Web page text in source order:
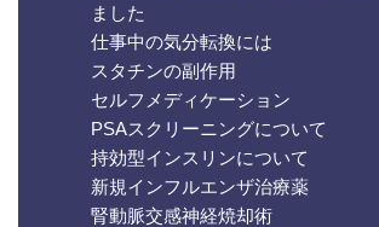
ました
仕事中の気分転換には
スタチンの副作用
セルフメディケーション
PSAスクリーニングについて
持効型インスリンについて
新規インフルエンザ治療薬
腎動脈交感神経焼却術